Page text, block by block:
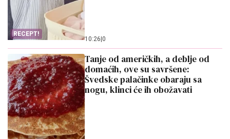
RECEPT!
10:26 0
Tanje od američkih, a deblje od
domaćih, ove su savršene:
Švedske palačinke obaraju sa
nogu, klinci će ih obožavati